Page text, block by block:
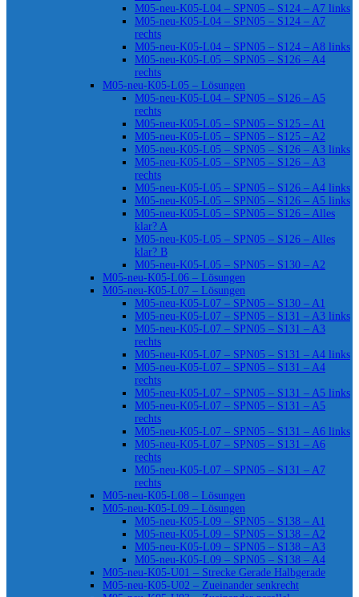
M05-neu-K05-L04 – SPN05 – S124 – A7 links
M05-neu-K05-L04 – SPN05 – S124 – A7
rechts
M05-neu-K05-L04 – SPN05 – S124 – A8 links
M05-neu-K05-L05 – SPN05 – S126 – A4
rechts
M05-neu-K05-L05 – Lösungen
M05-neu-K05-L04 – SPN05 – S126 – A5
rechts
M05-neu-K05-L05 – SPN05 – S125 – A1
M05-neu-K05-L05 – SPN05 – S125 – A2
M05-neu-K05-L05 – SPN05 – S126 – A3 links
M05-neu-K05-L05 – SPN05 – S126 – A3
rechts
M05-neu-K05-L05 – SPN05 – S126 – A4 links
M05-neu-K05-L05 – SPN05 – S126 – A5 links
M05-neu-K05-L05 – SPN05 – S126 – Alles
klar? A
M05-neu-K05-L05 – SPN05 – S126 – Alles
klar? B
M05-neu-K05-L05 – SPN05 – S130 – A2
M05-neu-K05-L06 – Lösungen
M05-neu-K05-L07 – Lösungen
M05-neu-K05-L07 – SPN05 – S130 – A1
M05-neu-K05-L07 – SPN05 – S131 – A3 links
M05-neu-K05-L07 – SPN05 – S131 – A3
rechts
M05-neu-K05-L07 – SPN05 – S131 – A4 links
M05-neu-K05-L07 – SPN05 – S131 – A4
rechts
M05-neu-K05-L07 – SPN05 – S131 – A5 links
M05-neu-K05-L07 – SPN05 – S131 – A5
rechts
M05-neu-K05-L07 – SPN05 – S131 – A6 links
M05-neu-K05-L07 – SPN05 – S131 – A6
rechts
M05-neu-K05-L07 – SPN05 – S131 – A7
rechts
M05-neu-K05-L08 – Lösungen
M05-neu-K05-L09 – Lösungen
M05-neu-K05-L09 – SPN05 – S138 – A1
M05-neu-K05-L09 – SPN05 – S138 – A2
M05-neu-K05-L09 – SPN05 – S138 – A3
M05-neu-K05-L09 – SPN05 – S138 – A4
M05-neu-K05-U01 – Strecke Gerade Halbgerade
M05-neu-K05-U02 – Zueinander senkrecht